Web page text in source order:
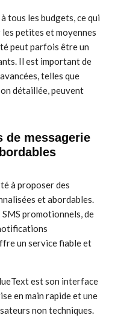
tous les budgets, ce qui
petites et moyennes
peut parfois être un
Il est important de
telles que
détaillée, peuvent
de messagerie
à proposer des
et abordables.
SMS promotionnels, de
un service fiable et
est son interface
en main rapide et une
non techniques.